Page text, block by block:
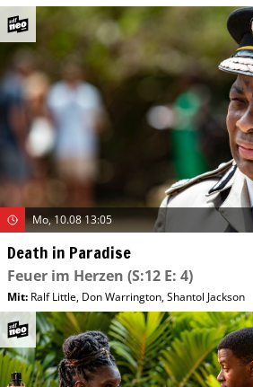
Mo, 10.08 13:05
Death in Paradise
Feuer im Herzen (S:12 E: 4)
Mit: Ralf Little, Don Warrington,Shantol Jackson